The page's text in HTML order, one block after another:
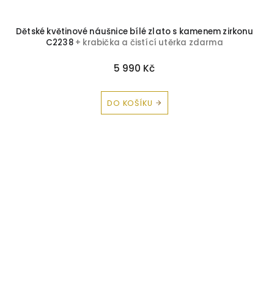
Dětské květinové náušnice bílé zlato s kamenem zirkonu
C2238 + krabička a čistící utěrka zdarma
5 990 Kč
DO KOŠÍKU